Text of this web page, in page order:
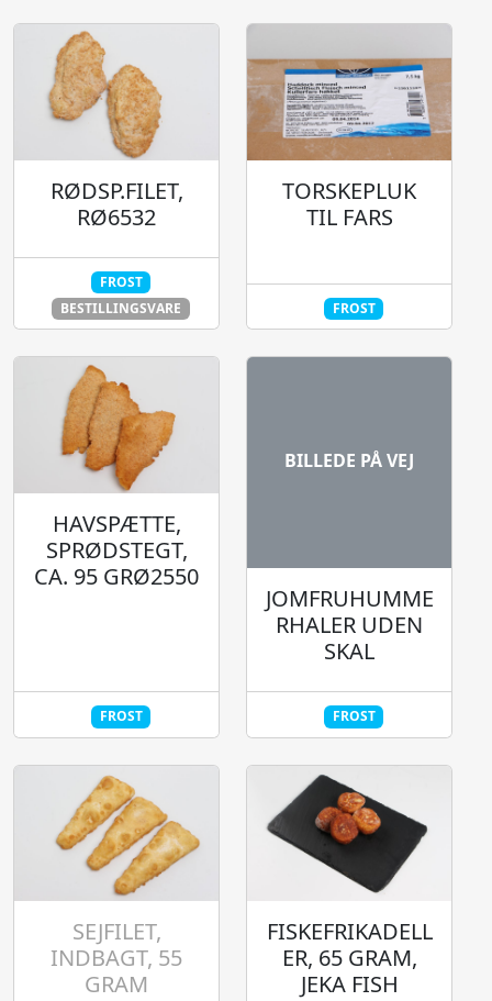
RØDSP.FILET,
RØ6532
FROST
BESTILLINGSVARE
TORSKEPLUK
TIL FARS
FROST
HAVSPÆTTE,
SPRØDSTEGT,
CA. 95 GRØ2550
FROST
BILLEDE PÅ VEJ
JOMFRUHUMME
RHALER UDEN
SKAL
FROST
SEJFILET,
INDBAGT, 55
GRAM
FISKEFRIKADELL
ER, 65 GRAM,
JEKA FISH